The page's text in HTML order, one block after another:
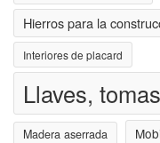
Hierros para la
Interiores de placard
Llaves,
Madera aserrada